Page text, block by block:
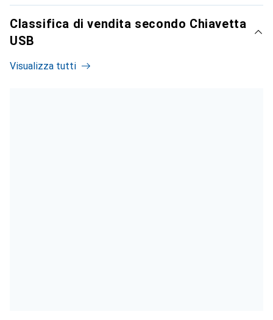
Classifica di vendita secondo Chiavetta
USB
Visualizza tutti